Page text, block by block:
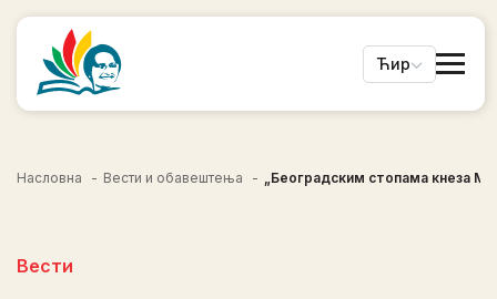
Ћир
Насловна Вести и обавештења „Београдским стопама кнеза
Вести